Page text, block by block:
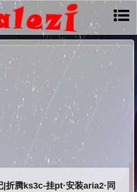
|折腾ks3c-挂pt·安装aria2·同